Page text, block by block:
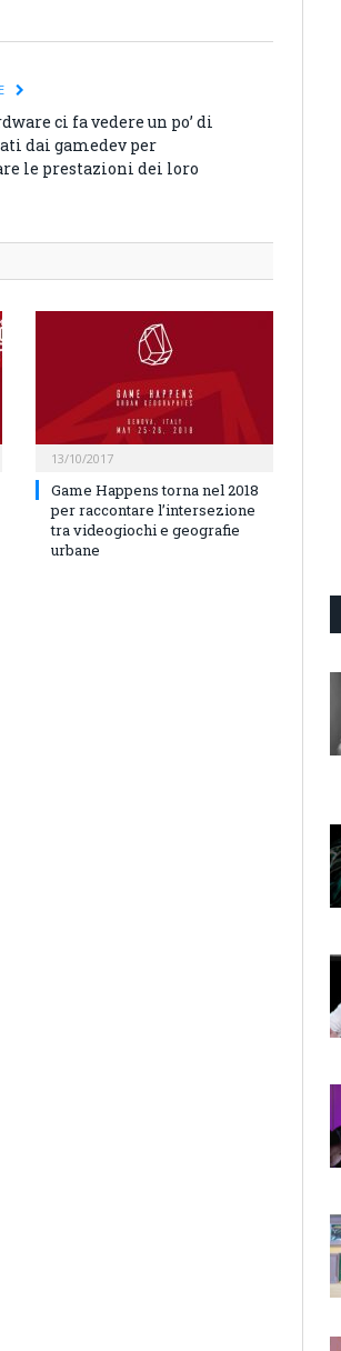
ci fa vedere un po’ di
dai gamedev per
le prestazioni dei loro
13/10/2017
Game Happens torna nel 2018
per raccontare l’intersezione
tra videogiochi e geografie
urbane